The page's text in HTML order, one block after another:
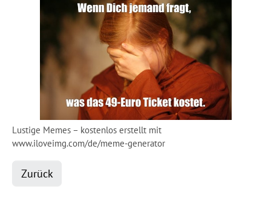
Lustige Memes – kostenlos erstellt mit
www.iloveimg.com/de/meme-generator
Zurück